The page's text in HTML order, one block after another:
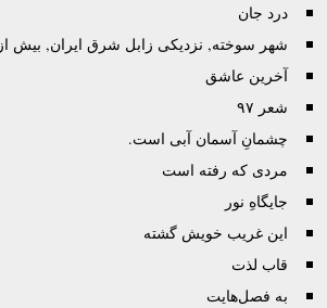
درد جان
شهر سوخته, نزدیکی زابل شرق ایران, بیش از۵۰۰۰ سال پیش:
آخرین عاشق
شعر ۹۷
چشمانِ آسمان آبی است.
مردی که رفته است
جایگاهِ نور
این غریب خویش گشته
قاب لذت
به فصل‌هایت